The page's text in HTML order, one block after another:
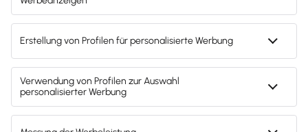
Seit 01.2022 müssen Entgeltunterlagen elektronisch
vorgehalten werden. Die Sozialversicherungs-
Lesezeit 5 Minuten